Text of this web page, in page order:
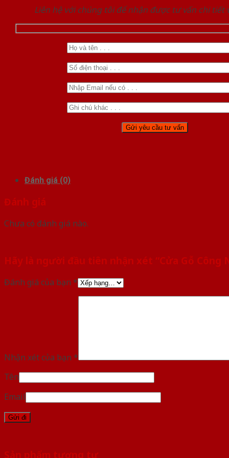
Liên hệ với chúng tôi để nhận được tư vấn chi tiết
Đánh giá (0)
Đánh giá
Chưa có đánh giá nào.
Hãy là người đầu tiên nhận xét “Cửa Gỗ Công
Đánh giá của bạn *
Nhận xét của bạn *
Tên
Email
Sản phẩm tương tự